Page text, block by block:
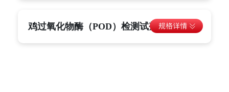
鸡过氧化物酶（POD）检测试剂盒